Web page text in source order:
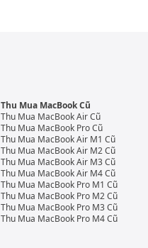
Thu Mua MacBook Cũ
Thu Mua MacBook Air Cũ
Thu Mua MacBook Pro Cũ
Thu Mua MacBook Air M1 Cũ
Thu Mua MacBook Air M2 Cũ
Thu Mua MacBook Air M3 Cũ
Thu Mua MacBook Air M4 Cũ
Thu Mua MacBook Pro M1 Cũ
Thu Mua MacBook Pro M2 Cũ
Thu Mua MacBook Pro M3 Cũ
Thu Mua MacBook Pro M4 Cũ